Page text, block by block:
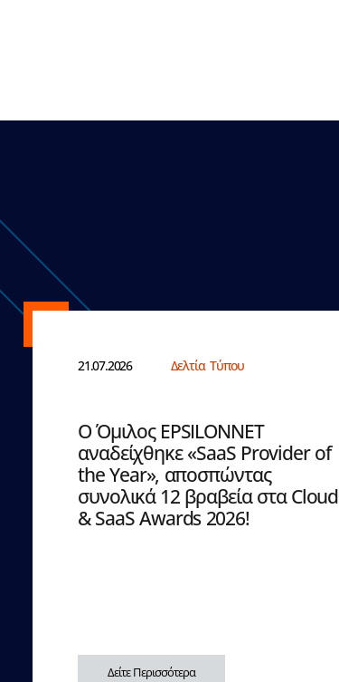
21.07.2026 Δελτία Τύπου
Ο Όμιλος EPSILONNET
αναδείχθηκε «SaaS Provider of
the Year», αποσπώντας
συνολικά 12 βραβεία στα Cloud
& SaaS Awards 2026!
Δείτε Περισσότερα